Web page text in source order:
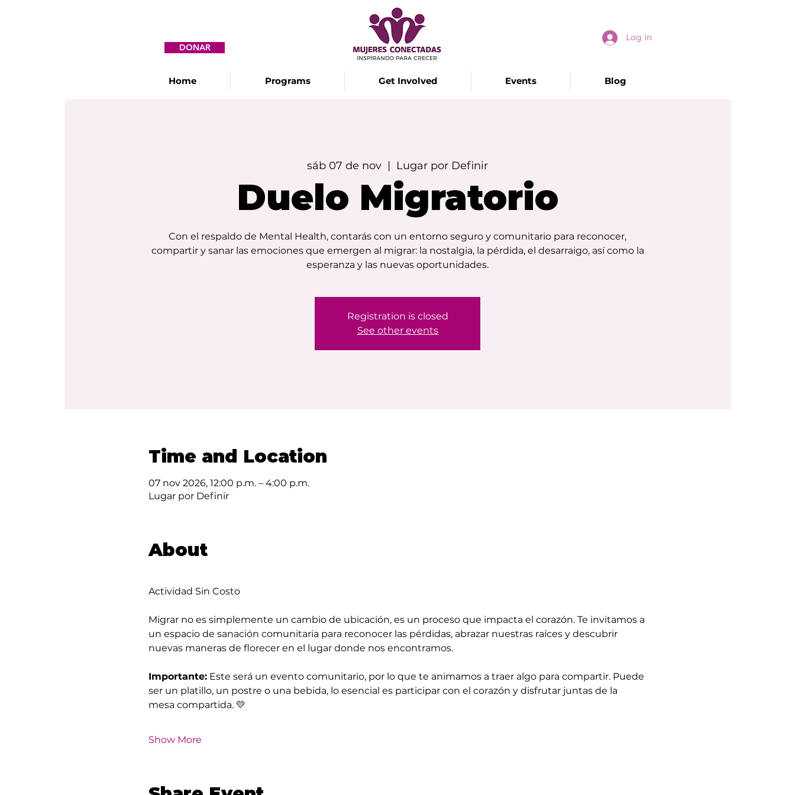
DONAR
Log In
Home Programs Get Involved Events Blog
sáb 07 de nov
  |
Lugar por Definir
Duelo Migratorio
Con el respaldo de Mental Health, contarás con un entorno seguro y comunitario para reconocer,
compartir y sanar las emociones que emergen al migrar: la nostalgia, la pérdida, el desarraigo, así como la
esperanza y las nuevas oportunidades.
Registration is closed
See other events
Time and Location
07 nov 2026, 12:00 p.m. – 4:00 p.m.
Lugar por Definir
About
Actividad Sin Costo
Migrar no es simplemente un cambio de ubicación, es un proceso que impacta el corazón. Te invitamos a
un espacio de sanación comunitaria para reconocer las pérdidas, abrazar nuestras raíces y descubrir
nuevas maneras de florecer en el lugar donde nos encontramos.
Importante: Este será un evento comunitario, por lo que te animamos a traer algo para compartir. Puede
ser un platillo, un postre o una bebida, lo esencial es participar con el corazón y disfrutar juntas de la
mesa compartida. 💛
Show More